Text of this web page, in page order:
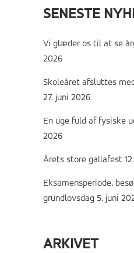
SENESTE
Vi glæder os til at se
2026
Skoleåret afsluttes
27. juni 2026
En uge fuld af fysiske
2026
Årets store gallafest
Eksamensperiode,
grundlovsdag 5. juni
ARKIVET